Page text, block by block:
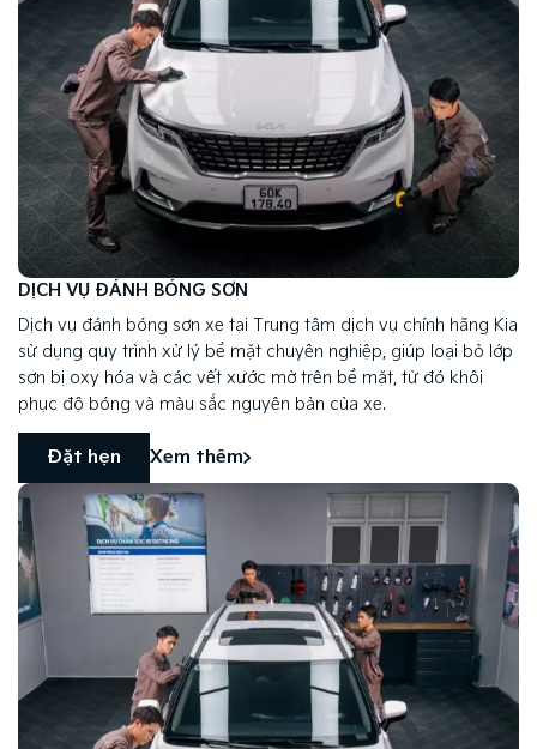
DỊCH VỤ ĐÁNH BÓNG SƠN
Dịch vụ đánh bóng sơn xe tại Trung tâm dịch vụ chính hãng Kia
sử dụng quy trình xử lý bề mặt chuyên nghiệp, giúp loại bỏ lớp
sơn bị oxy hóa và các vết xước mờ trên bề mặt, từ đó khôi
phục độ bóng và màu sắc nguyên bản của xe.
Đặt hẹn Xem thêm